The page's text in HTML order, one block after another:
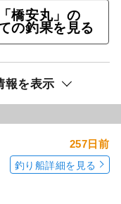
「橋安丸」の
の釣果を見る
報を表示
257日前
釣り船詳細を見る